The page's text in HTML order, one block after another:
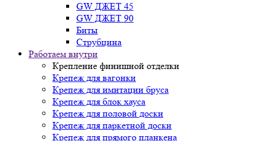
GW ДЖЕТ 45
GW ДЖЕТ 90
Биты
Струбцина
Работаем внутри
Крепление финишной отделки
Крепеж для вагонки
Крепеж для имитации бруса
Крепеж для блок хауса
Крепеж для половой доски
Крепеж для паркетной доски
Крепеж для прямого планкена